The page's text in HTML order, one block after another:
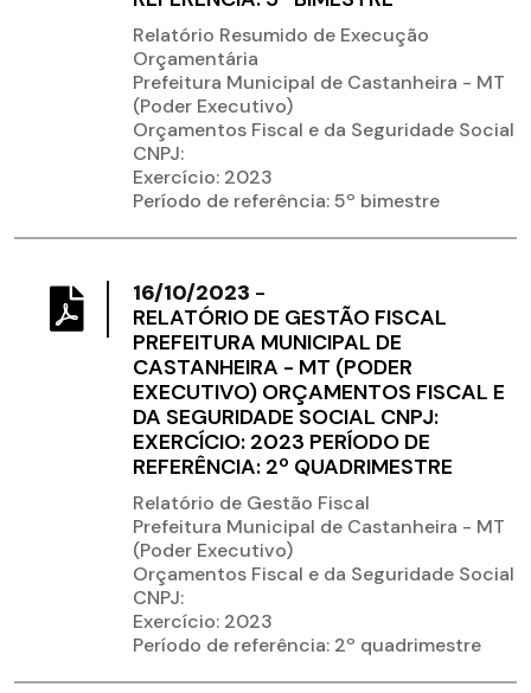
Relatório Resumido de Execução
Orçamentária
Prefeitura Municipal de Castanheira - MT
(Poder Executivo)
Orçamentos Fiscal e da Seguridade Social
CNPJ:
Exercício: 2023
Período de referência: 5º bimestre
16/10/2023 -
RELATÓRIO DE GESTÃO FISCAL
PREFEITURA MUNICIPAL DE
CASTANHEIRA - MT (PODER
EXECUTIVO) ORÇAMENTOS FISCAL E
DA SEGURIDADE SOCIAL CNPJ:
EXERCÍCIO: 2023 PERÍODO DE
REFERÊNCIA: 2º QUADRIMESTRE
Relatório de Gestão Fiscal
Prefeitura Municipal de Castanheira - MT
(Poder Executivo)
Orçamentos Fiscal e da Seguridade Social
CNPJ:
Exercício: 2023
Período de referência: 2º quadrimestre